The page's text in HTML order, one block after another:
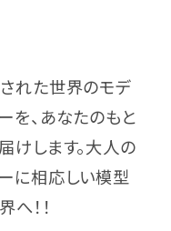
れた世界のモデ
を、あなたのもと
けします。大人の
に相応しい模型
へ！！